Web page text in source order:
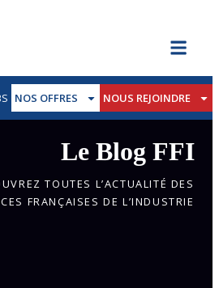
NOS OFFRES NOUS REJOINDRE
Le Blog FFI
TOUTES L’ACTUALITÉ DES
FRANÇAISES DE L’INDUSTRIE